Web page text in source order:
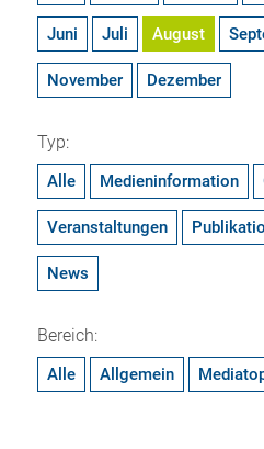
Juni Juli August
November Dezember
Typ:
Alle Medieninformation
Veranstaltungen
News
Bereich:
Alle Allgemein